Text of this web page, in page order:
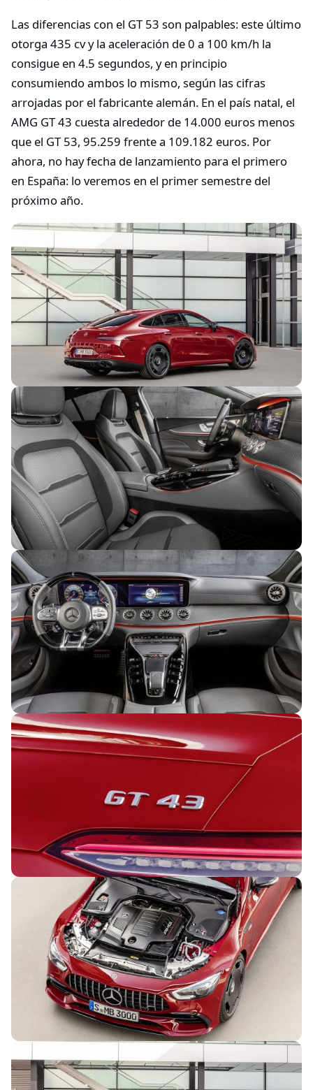
Las diferencias con el GT 53 son palpables: este último
otorga 435 cv y la aceleración de 0 a 100 km/h la
consigue en 4.5 segundos, y en principio
consumiendo ambos lo mismo, según las cifras
arrojadas por el fabricante alemán. En el país natal, el
AMG GT 43 cuesta alrededor de 14.000 euros menos
que el GT 53, 95.259 frente a 109.182 euros. Por
ahora, no hay fecha de lanzamiento para el primero
en España: lo veremos en el primer semestre del
próximo año.